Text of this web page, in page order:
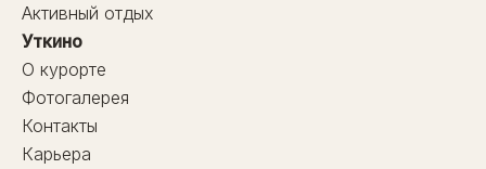
Активный отдых
Уткино
О курорте
Фотогалерея
Контакты
Карьера